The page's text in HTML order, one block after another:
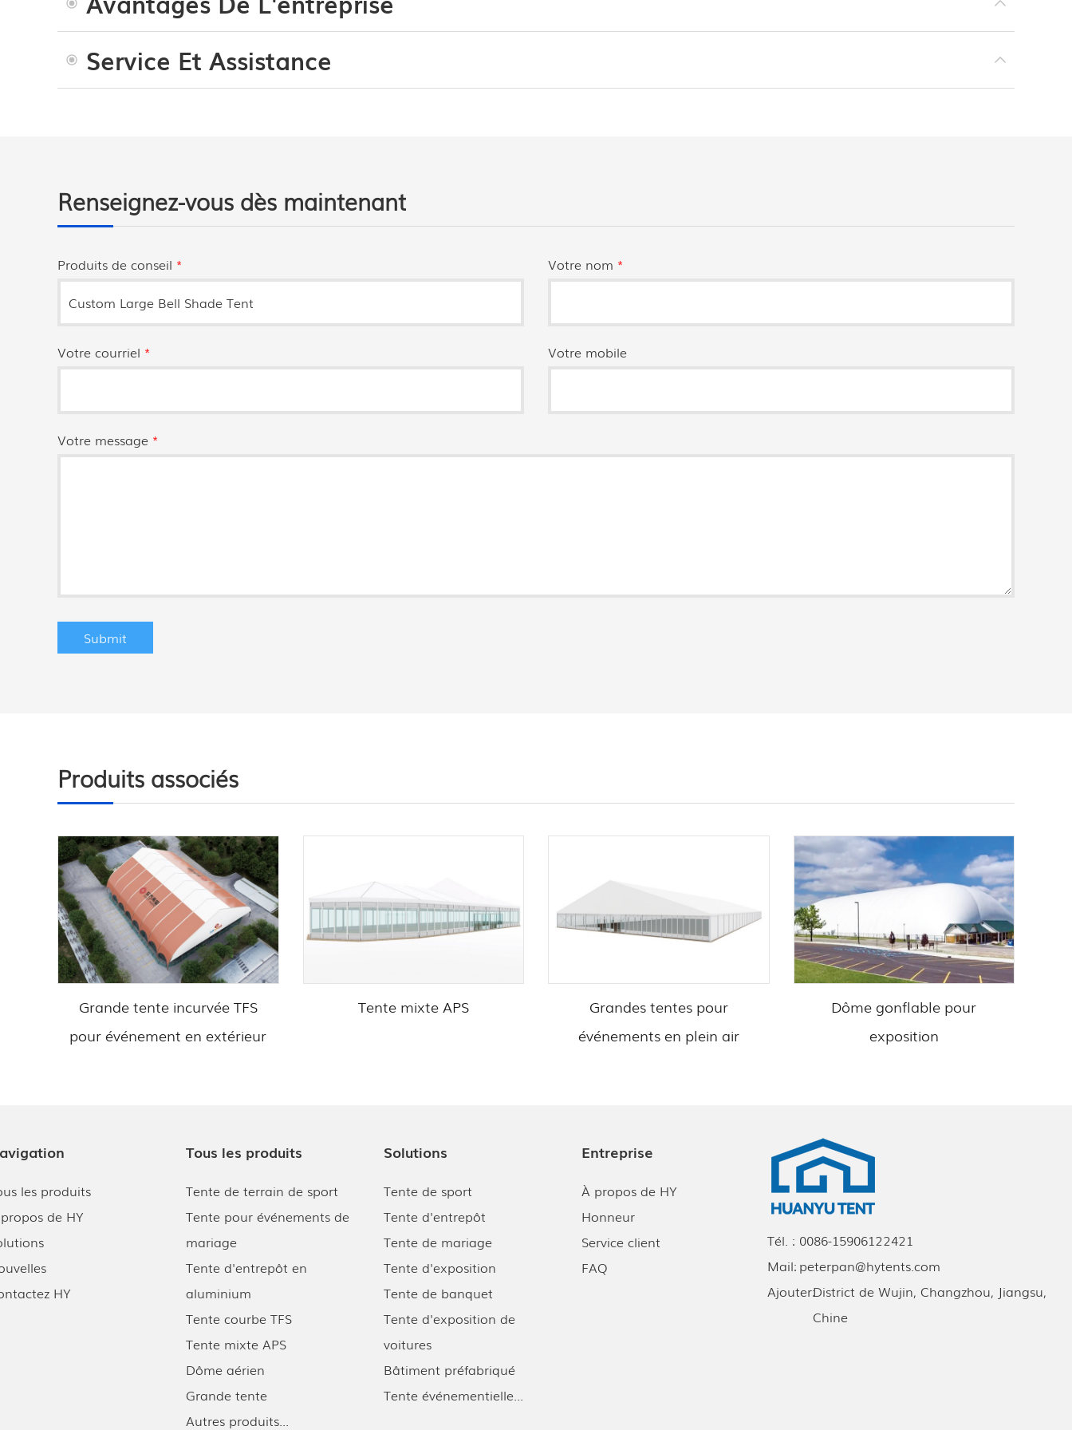
Service Et Assistance
Renseignez-vous dès maintenant
Produits de conseil * Votre nom *
Votre courriel * Votre mobile
Votre message *
Produits associés
Grande tente incurvée TFS
pour événement en extérieur
Tente mixte APS
Grandes tentes pour
événements en plein air
Dôme gonflable pour
exposition
les produits
de HY
HY
Tous les produits
Tente de terrain de sport
Tente pour événements de
mariage
Tente d'entrepôt en
aluminium
Tente courbe TFS
Tente mixte APS
Dôme aérien
Grande tente
Autres produits...
Solutions
Tente de sport
Tente d'entrepôt
Tente de mariage
Tente d'exposition
Tente de banquet
Tente d'exposition de
voitures
Bâtiment préfabriqué
Tente événementielle...
Entreprise
À propos de HY
Honneur
Service client
FAQ
Ajouter:District de Wujin, Changzhou, Jiangsu,
Chine
Tél. : 0086-15906122421
Mail: peterpan@hytents.com